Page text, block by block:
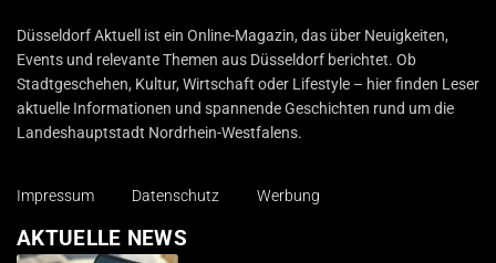
Düsseldorf Aktuell
Düsseldorf Aktuell ist ein Online-Magazin, das über Neuigkeiten,
Events und relevante Themen aus Düsseldorf berichtet. Ob
Stadtgeschehen, Kultur, Wirtschaft oder Lifestyle – hier finden Leser
aktuelle Informationen und spannende Geschichten rund um die
Landeshauptstadt Nordrhein-Westfalens.
Impressum Datenschutz Werbung
AKTUELLE NEWS